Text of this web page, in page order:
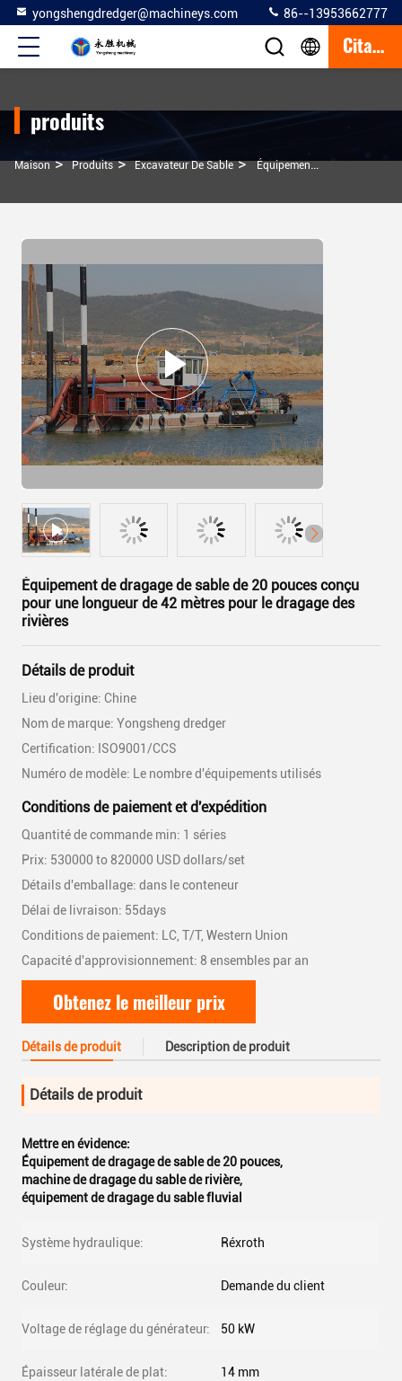
yongshengdredger@machineys.com 86--13953662777
Citation
produits
Maison > Produits > Excavateur De Sable > Équipement De Dragage De Sable De 20 Pouces Conçu Pour Une Longueur De 42 Mètres Pour Le Dragage Des Rivières
Équipement de dragage de sable de 20 pouces conçu
pour une longueur de 42 mètres pour le dragage des
rivières
Détails de produit
Lieu d'origine: Chine
Nom de marque: Yongsheng dredger
Certification: ISO9001/CCS
Numéro de modèle: Le nombre d'équipements utilisés
Conditions de paiement et d'expédition
Quantité de commande min: 1 séries
Prix: 530000 to 820000 USD dollars/set
Détails d'emballage: dans le conteneur
Délai de livraison: 55days
Conditions de paiement: LC, T/T, Western Union
Capacité d'approvisionnement: 8 ensembles par an
Obtenez le meilleur prix
Détails de produit Description de produit
Détails de produit
Mettre en évidence:
Équipement de dragage de sable de 20 pouces,
machine de dragage du sable de rivière,
équipement de dragage du sable fluvial
Système hydraulique: Réxroth
Couleur: Demande du client
Voltage de réglage du générateur: 50 kW
Épaisseur latérale de plat: 14 mm